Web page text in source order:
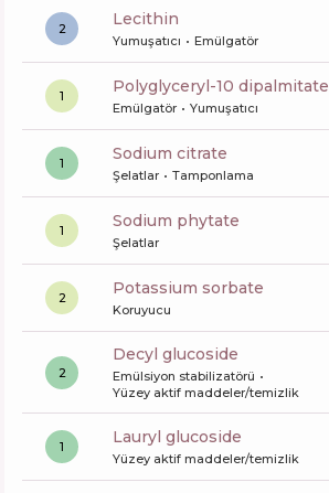
2 lecithin
Yumuşatıcı Emülgatör
1 polyglyceryl-10 dipalmitate
Emülgatör Yumuşatıcı
1 sodium citrate
Şelatlar Tamponlama
1 sodium phytate
Şelatlar
2 potassium sorbate
Koruyucu
2
decyl glucoside
Emülsiyon stabilizatörü
Yüzey aktif maddeler/temizlik
1 lauryl glucoside
Yüzey aktif maddeler/temizlik